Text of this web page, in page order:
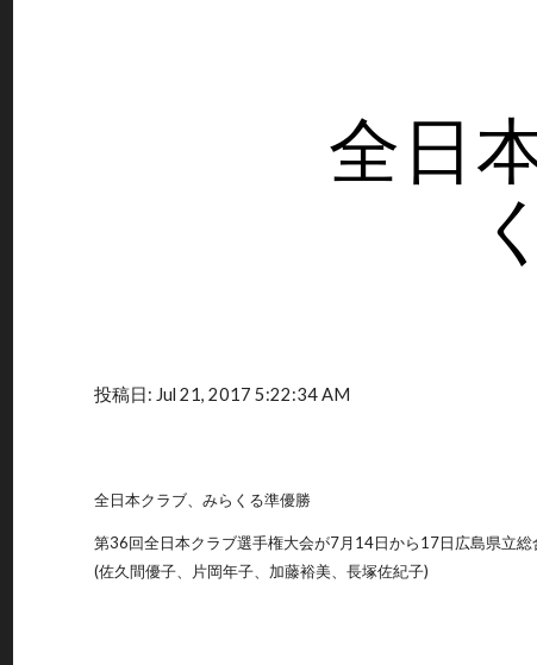
全日
投稿日: Jul 21, 2017 5:22:34 AM
全日本クラブ、みらくる準優勝
第36回全日本クラブ選手権大会が7月14日から17日広島県立
(佐久間優子、片岡年子、加藤裕美、長塚佐紀子)